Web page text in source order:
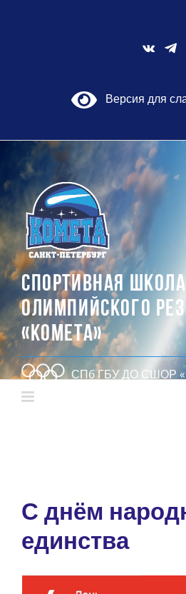
Vk
Версия для
СПОРТИВНАЯ ШКОЛА
ОЛИМПИЙСКОГО
«КОМЕТА»
СПб ГБУ ДО СШОР
С днём
единства